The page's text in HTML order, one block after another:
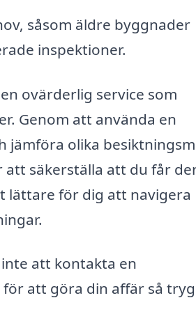
såsom äldre byggnader
inspektioner.
ovärderlig service som
Genom att använda en
jämföra olika
säkerställa att du får
lättare för dig att navigera
att kontakta en
att göra din affär så